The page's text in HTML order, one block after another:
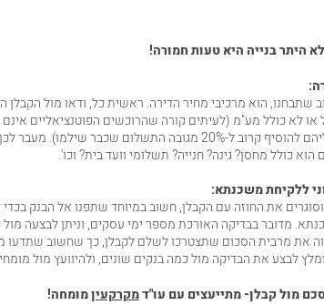
היתר בנייה היא טעות חמורה!
שתבחנו, הוא מרכיבי מחיר הדירה. ראשית כל, ודאו מול
או לא כולל מע"מ (לעיתים קורה שהרוכשים הפוטנציאליים
ולבסוף הם מגלים כי עליהם להוסיף קרוב ל-20% מגובה התשלום
כולל מחסן? גינה? חנייה? תשלומי וועד בית? וכו'.
ללקיחת משכנתא:
את החוזה עם הקבלן, חשוב במיוחד שתפנו אל הבנק
מדובר בבדיקה האורכת מספר ימי עסקים, וניתן לבצעה מול
את מרבית הסכום שתצטרכו לשלם לקבלן, כך שחשוב שתדעו
לבצע את הבדיקה מול כמה בנקים שונים, ולהיוועץ מול
מול קבלן- מתייעצים עם עו"דמקרקעיןמומחה!